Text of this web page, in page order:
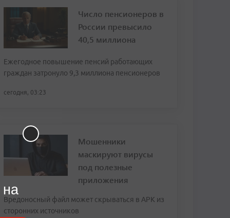
Число пенсионеров в
России превысило
40,5 миллиона
Ежегодное повышение пенсий работающих
граждан затронуло 9,3 миллиона пенсионеров
сегодня, 03:23
Мошенники
маскируют вирусы
под полезные
приложения
Вредоносный файл может скрываться в APK из
сторонних источников